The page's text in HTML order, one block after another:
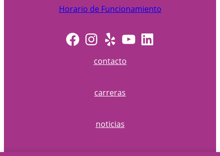
Horario de Funcionamiento
Facebook Instagram Yelp YouTube LinkedIn
contacto
carreras
noticias